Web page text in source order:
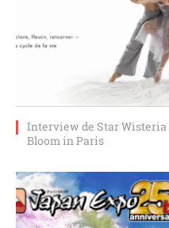
Interview de Star Wisteria
Bloom in Paris